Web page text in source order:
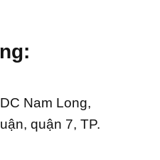
Nam Long,
quận 7, TP.